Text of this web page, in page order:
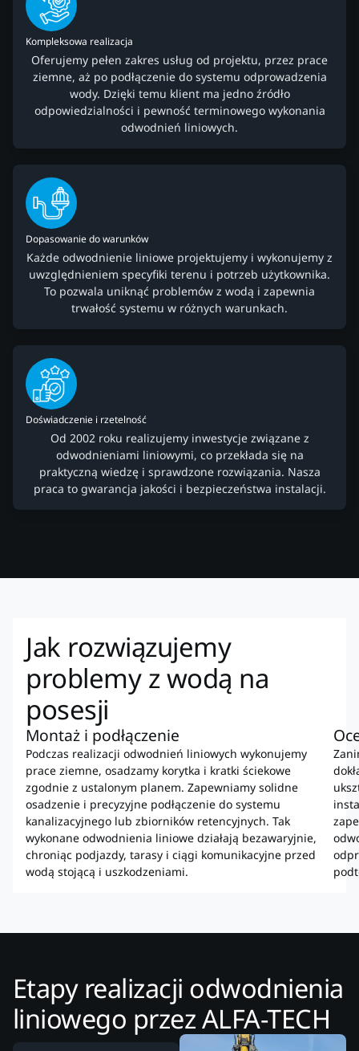
Kompleksowa realizacja
Oferujemy pełen zakres usług od projektu, przez prace
ziemne, aż po podłączenie do systemu odprowadzenia
wody. Dzięki temu klient ma jedno źródło
odpowiedzialności i pewność terminowego wykonania
odwodnień liniowych.
Dopasowanie do warunków
Każde odwodnienie liniowe projektujemy i wykonujemy z
uwzględnieniem specyfiki terenu i potrzeb użytkownika.
To pozwala uniknąć problemów z wodą i zapewnia
trwałość systemu w różnych warunkach.
Doświadczenie i rzetelność
Od 2002 roku realizujemy inwestycje związane z
odwodnieniami liniowymi, co przekłada się na
praktyczną wiedzę i sprawdzone rozwiązania. Nasza
praca to gwarancja jakości i bezpieczeństwa instalacji.
Jak rozwiązujemy
problemy z wodą na
posesji
Montaż i podłączenie
Podczas realizacji odwodnień liniowych wykonujemy
prace ziemne, osadzamy korytka i kratki ściekowe
zgodnie z ustalonym planem. Zapewniamy solidne
osadzenie i precyzyjne podłączenie do systemu
kanalizacyjnego lub zbiorników retencyjnych. Tak
wykonane odwodnienia liniowe działają bezawaryjnie,
chroniąc podjazdy, tarasy i ciągi komunikacyjne przed
wodą stojącą i uszkodzeniami.
Etapy realizacji odwodnienia
liniowego przez ALFA-TECH